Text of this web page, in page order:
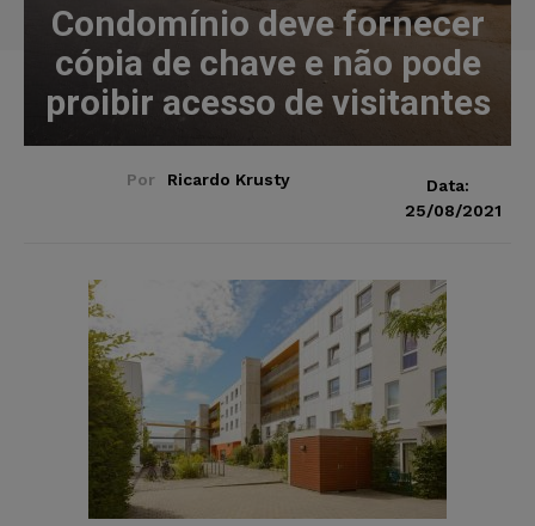
Condomínio deve fornecer
cópia de chave e não pode
proibir acesso de visitantes
Por Ricardo Krusty
Data:
25/08/2021